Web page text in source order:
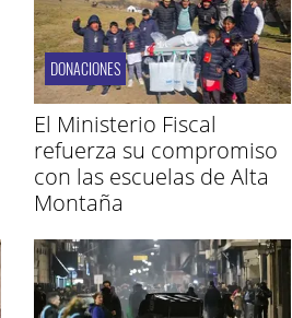
DONACIONES
El Ministerio Fiscal
refuerza su compromiso
con las escuelas de Alta
Montaña